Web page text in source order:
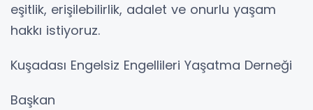
eşitlik, erişilebilirlik, adalet ve onurlu yaşam
hakkı istiyoruz.
Kuşadası Engelsiz Engellileri Yaşatma Derneği
Başkan